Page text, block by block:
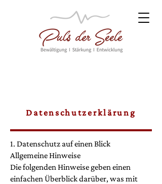
Datenschutzerklärung
1. Datenschutz auf einen Blick
Allgemeine Hinweise
Die folgenden Hinweise geben einen
einfachen Überblick darüber, was mit